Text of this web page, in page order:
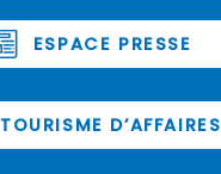
ESPACE PRESSE
TOURISME D’AFFAIRES